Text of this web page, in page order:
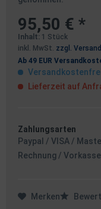
95,50 € *
Inhalt: 1 Stück
inkl. MwSt. zzgl.
Ab 49 EUR
Lieferzeit auf
Zahlungsarten
Paypal / VISA /
Rechnung /
Merken